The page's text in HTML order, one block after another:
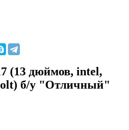
(13 дюймов, intel,
б/у "Отличный"